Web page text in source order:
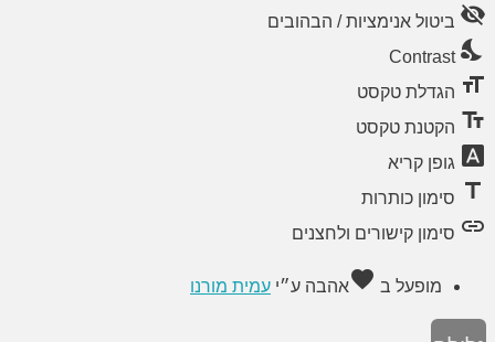
visibility_off ביטול אנימציות / הבהובים
nights_stay
Contrast
format_size הגדלת טקסט
text_fields הקטנת טקסט
font_download גופן קריא
title סימון כותרות
link סימון קישורים ולחצנים
מופעל ב favoriteאהבה ע״י עמית מורנו